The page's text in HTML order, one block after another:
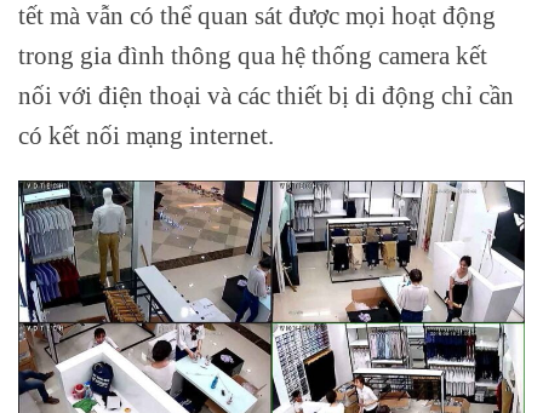
tết mà vẫn có thể quan sát được mọi hoạt động
trong gia đình thông qua hệ thống camera kết
nối với điện thoại và các thiết bị di động chỉ cần
có kết nối mạng internet.